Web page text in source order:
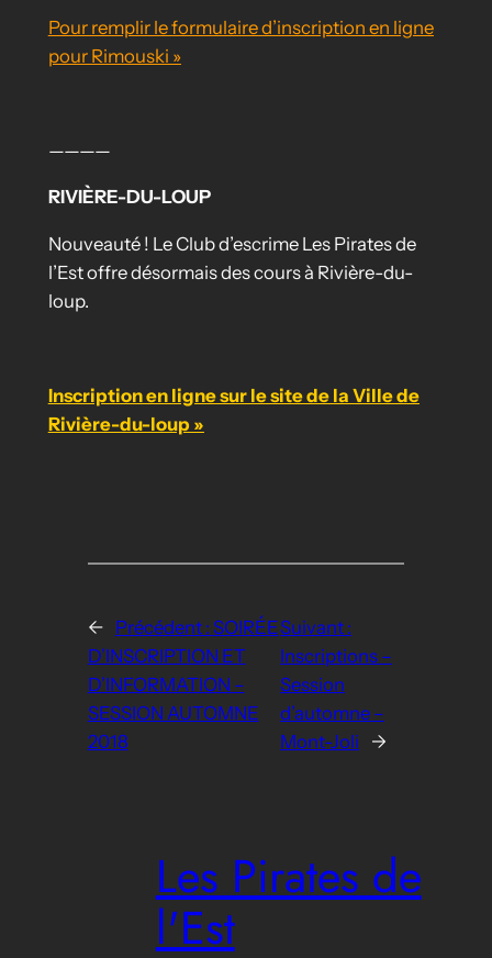
Pour remplir le formulaire d’inscription en ligne
pour Rimouski »
————
RIVIÈRE-DU-LOUP
Nouveauté ! Le Club d’escrime Les Pirates de
l’Est offre désormais des cours à Rivière-du-
loup.
Inscription en ligne sur le site de la Ville de
Rivière-du-loup »
← Précédent : SOIRÉE
D’INSCRIPTION ET
D’INFORMATION –
SESSION AUTOMNE
2018
Suivant :
Inscriptions –
Session
d’automne –
Mont-Joli
→
Les Pirates de
l'Est